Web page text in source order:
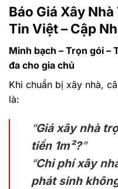
Báo Giá Xây
Tin Việt – Cập
Minh bạch – Trọn gói –
đa cho gia chủ
Khi chuẩn bị xây nhà,
là:
“Giá xây nhà
tiền 1m²?”
“Chi phí xây
phát sinh